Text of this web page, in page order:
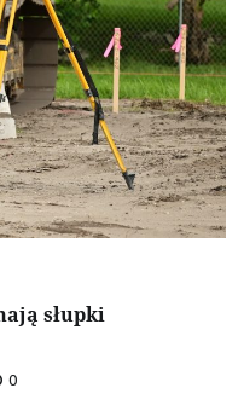
słupki
0